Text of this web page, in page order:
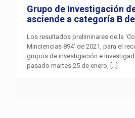
Grupo de Investigación
asciende a categoría B
Los resultados preliminares de la
Minciencias 894’ de 2021, para el
grupos de investigación e
pasado martes 25 de enero, […]